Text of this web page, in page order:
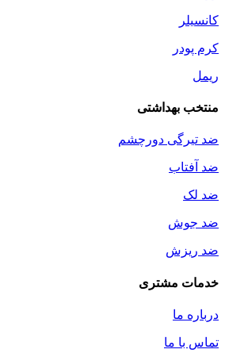
کانسیلر
کرم پودر
ریمل
منتخب بهداشتی
ضد تیرگی دورچشم
ضد آفتاب
ضد لک
ضد جوش
ضد ریزش
خدمات مشتری
درباره ما
تماس با ما